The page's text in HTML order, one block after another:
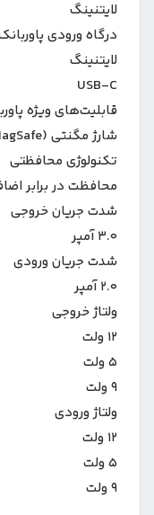
لایتنینگ
درگاه ورودی
لایتنینگ
USB-C
قابلیت‌های ویژه
شارژ مگنتی (MagSafe)
تکنولوژی محافظتی
محافظت در برابر
شدت جریان خروجی
۳.۰ آمپر
شدت جریان ورودی
۲.۰ آمپر
ولتاژ خروجی
۱۲ ولت
۵ ولت
۹ ولت
ولتاژ ورودی
۱۲ ولت
۵ ولت
۹ ولت